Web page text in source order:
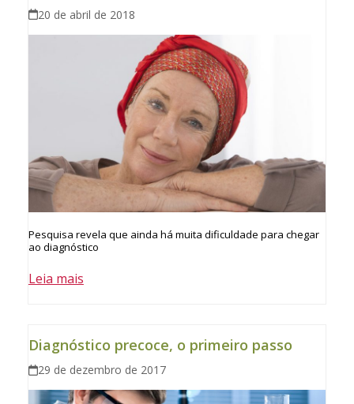
20 de abril de 2018
Pesquisa revela que ainda há muita dificuldade para chegar
ao diagnóstico
Leia mais
Diagnóstico precoce, o primeiro passo
29 de dezembro de 2017